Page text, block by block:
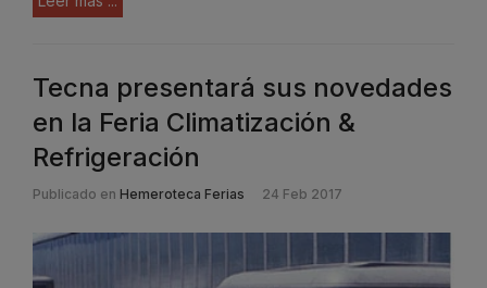
Tecna presentará sus novedades
en la Feria Climatización &
Refrigeración
Publicado en Hemeroteca Ferias 24 Feb 2017